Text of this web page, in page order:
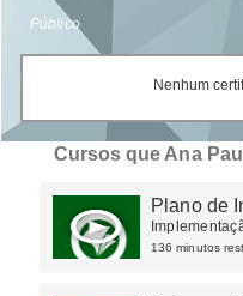
Público
Nenhum
Cursos que Ana
Plano de
Tributária
136 minutos